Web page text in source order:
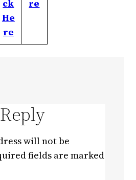
ck
He
re
re
will not be
fields are marked